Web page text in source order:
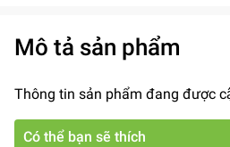
Mô tả sản phẩm
Thông tin sản phẩm đang được
Có thể bạn sẽ thích